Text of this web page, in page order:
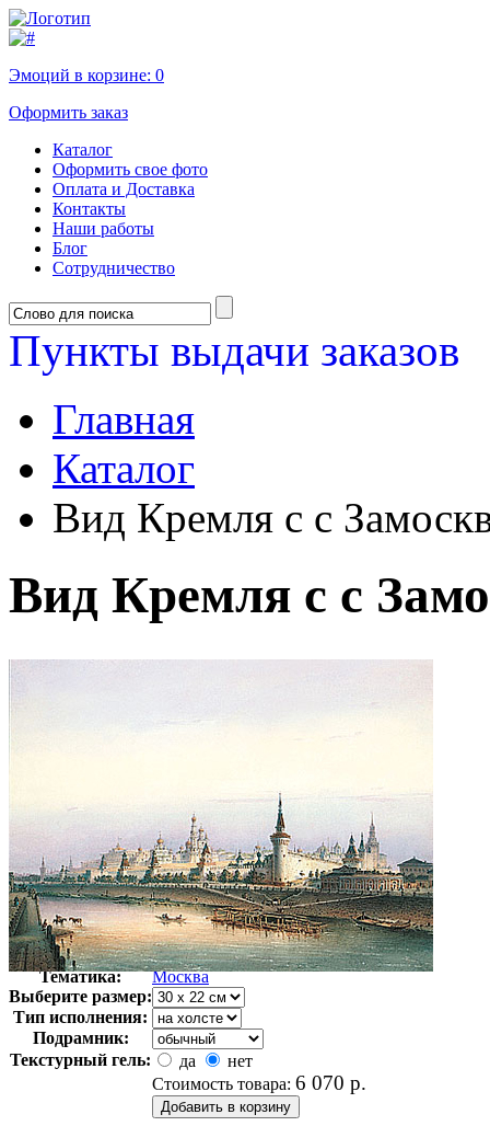
Эмоций в корзине: 0
Оформить заказ
Каталог
Оформить свое фото
Оплата и Доставка
Контакты
Наши работы
Блог
Сотрудничество
Пункты выдачи заказов
Главная
Каталог
Вид Кремля с с
Вид Кремля с с
Автор:
Вайс Иоганн
Арт-стиль
Русская живопись XIX века
Тематика:
Москва
Выберите размер:
Тип исполнения:
Подрамник:
Текстурный гель:
да
нет
Стоимость товара: 6 070 р.